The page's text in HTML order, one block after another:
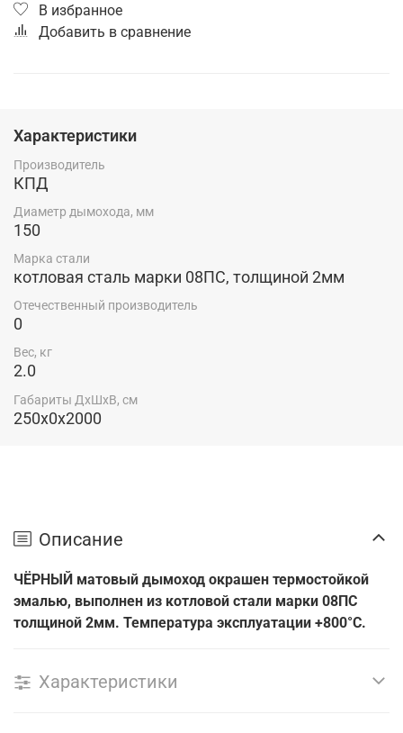
В избранное
Добавить в сравнение
Характеристики
Производитель
КПД
Диаметр дымохода, мм
150
Марка стали
котловая сталь марки 08ПС, толщиной 2мм
Отечественный производитель
0
Вес, кг
2.0
Габариты ДхШхВ, см
250x0x2000
Описание
ЧЁРНЫЙ матовый дымоход окрашен термостойкой
эмалью, выполнен из котловой стали марки 08ПС
толщиной 2мм. Температура эксплуатации +800°С.
Характеристики